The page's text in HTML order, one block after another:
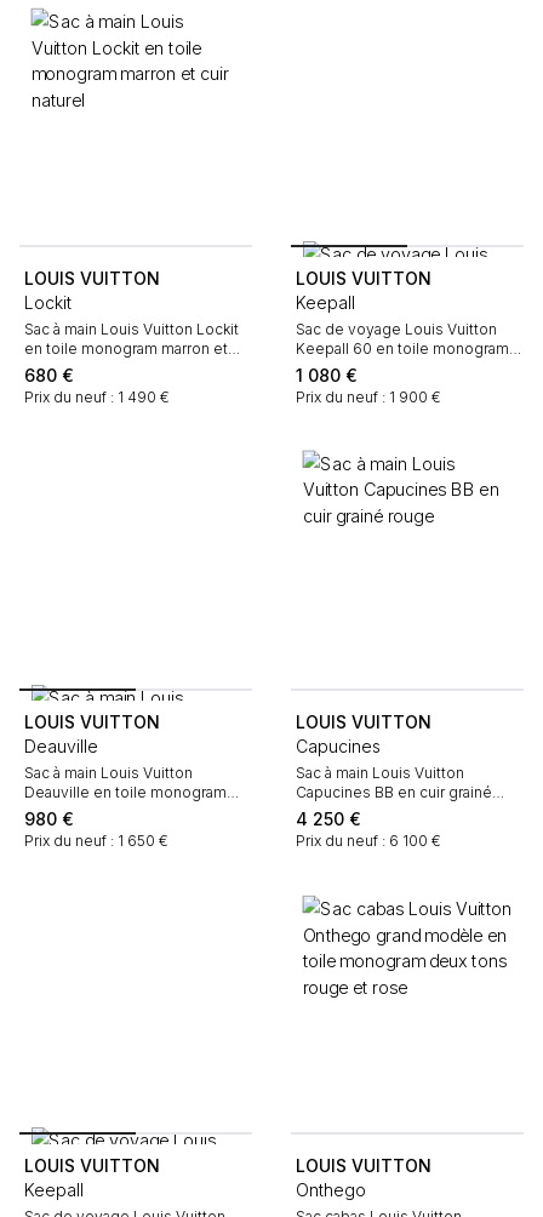
LOUIS VUITTON
Lockit
Sac à main Louis Vuitton Lockit
en toile monogram marron et
cuir naturel
680 €
Prix du neuf : 1 490 €
LOUIS VUITTON
Keepall
Sac de voyage Louis Vuitton
Keepall 60 en toile monogram
marron et cuir naturel
1 080 €
Prix du neuf : 1 900 €
LOUIS VUITTON
Deauville
Sac à main Louis Vuitton
Deauville en toile monogram
marron et cuir naturel
980 €
Prix du neuf : 1 650 €
LOUIS VUITTON
Capucines
Sac à main Louis Vuitton
Capucines BB en cuir grainé
rouge
4 250 €
Prix du neuf : 6 100 €
LOUIS VUITTON
Keepall
LOUIS VUITTON
Onthego